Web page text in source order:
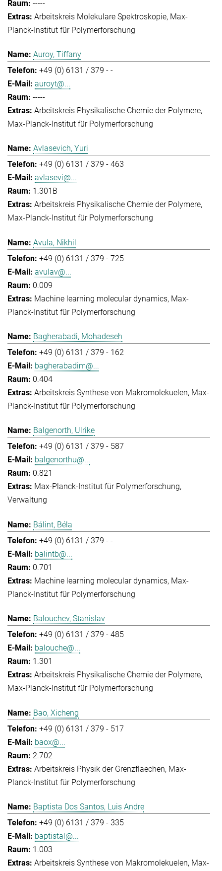
-----
Arbeitskreis Molekulare Spektroskopie Max-
Planck-Institut für Polymerforschung
Auroy, Tiffany
+49 (0) 6131 / 379 - -
auroyt@...
-----
Arbeitskreis Physikalische Chemie der Polymere
Max-Planck-Institut für Polymerforschung
Avlasevich, Yuri
+49 (0) 6131 / 379 - 463
avlasevi@...
1.301B
Arbeitskreis Physikalische Chemie der Polymere
Max-Planck-Institut für Polymerforschung
Avula, Nikhil
+49 (0) 6131 / 379 - 725
avulav@...
0.009
Machine learning molecular dynamics Max-
Planck-Institut für Polymerforschung
Bagherabadi, Mohadeseh
+49 (0) 6131 / 379 - 162
bagherabadim@...
0.404
Arbeitskreis Synthese von Makromolekuelen Max-
Planck-Institut für Polymerforschung
Balgenorth, Ulrike
+49 (0) 6131 / 379 - 587
balgenorthu@...
0.821
Max-Planck-Institut für Polymerforschung
Verwaltung
Bálint, Béla
+49 (0) 6131 / 379 - -
balintb@...
0.701
Machine learning molecular dynamics Max-
Planck-Institut für Polymerforschung
Balouchev, Stanislav
+49 (0) 6131 / 379 - 485
balouche@...
1.301
Arbeitskreis Physikalische Chemie der Polymere
Max-Planck-Institut für Polymerforschung
Bao, Xicheng
+49 (0) 6131 / 379 - 517
baox@...
2.702
Arbeitskreis Physik der Grenzflaechen Max-
Planck-Institut für Polymerforschung
Baptista Dos Santos, Luis Andre
+49 (0) 6131 / 379 - 335
baptistal@...
1.003
Arbeitskreis Synthese von Makromolekuelen Max-